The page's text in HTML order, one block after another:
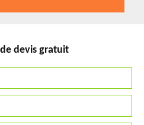
devis gratuit